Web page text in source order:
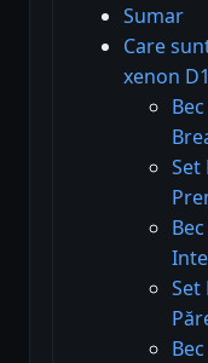
Sumar
Care
xenon
Set
Set